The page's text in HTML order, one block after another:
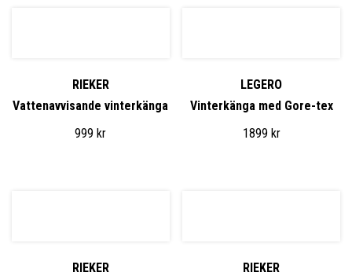
RIEKER
Vattenavvisande vinterkänga
999kr
LEGERO
Vinterkänga med Gore-tex
1899 kr
RIEKER
RIEKER